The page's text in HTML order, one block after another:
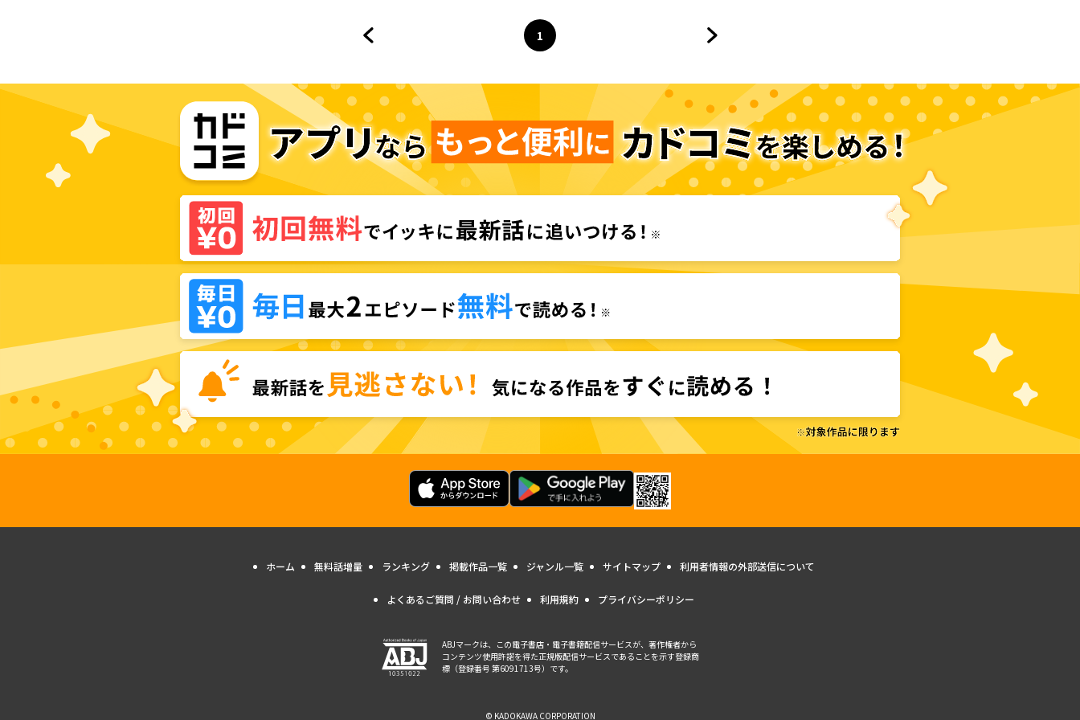
ページ
1
へ
ホーム 無料話増量 ランキング 掲載作品一覧 ジャンル一覧 サイトマップ 利用者情報の外部送信について
よくあるご質問 / お問い合わせ 利用規約 プライバシーポリシー
ABJマークは、この電子書店・電子書籍配信サービスが、著作権者から
コンテンツ使用許諾を得た正規版配信サービスであることを示す登録商
標（登録番号 第6091713号）です。
© KADOKAWA CORPORATION